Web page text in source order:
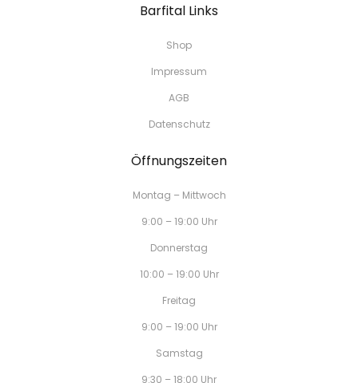
Barfital Links
Shop
Impressum
AGB
Datenschutz
Öffnungszeiten
Montag – Mittwoch
9:00 – 19:00 Uhr
Donnerstag
10:00 – 19:00 Uhr
Freitag
9:00 – 19:00 Uhr
Samstag
9:30 – 18:00 Uhr